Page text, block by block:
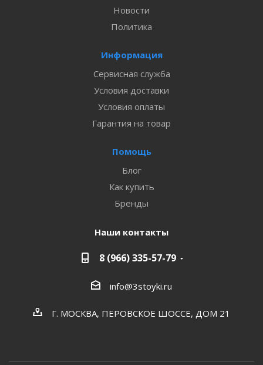
Новости
Политика
Информация
Сервисная служба
Условия доставки
Условия оплаты
Гарантия на товар
Помощь
Блог
Как купить
Бренды
Наши контакты
8 (966) 335-57-79
info@3stoyki.ru
Г. МОСКВА, ПЕРОВСКОЕ ШОССЕ, ДОМ 21